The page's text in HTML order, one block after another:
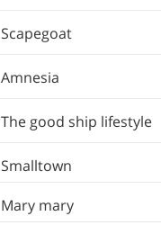
Scapegoat
Amnesia
The good ship lifestyle
Smalltown
Mary mary